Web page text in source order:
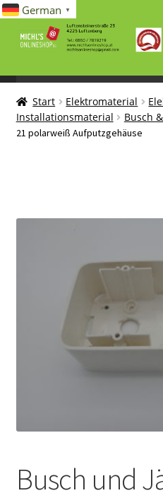
Navigation
Inhalt
SPIELWAREN/BAUSÄTZE
ELEKTRO
LÜFTUNG, HEIZUNG, KLIMA
Start Elektromaterial
Installationsmaterial
Busch
21 polarweiß Aufputzgehäuse
Busch und
German ▼